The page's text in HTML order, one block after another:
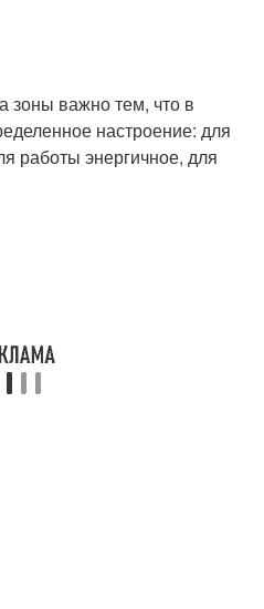
зоны важно тем, что в
настроение: для
работы энергичное, для